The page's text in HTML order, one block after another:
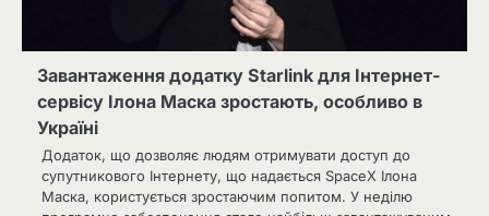
Завантаження додатку Starlink для Інтернет-
сервісу Ілона Маска зростають, особливо в
Україні
Додаток, що дозволяє людям отримувати доступ до
супутникового Інтернету, що надається SpaceX Ілона
Маска, користується зростаючим попитом. У неділю